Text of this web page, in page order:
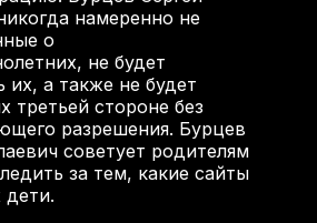
намеренно не
о
не будет
их, а также не будет
третьей стороне без
разрешения. Бурцев
советует родителям
за тем, какие сайты